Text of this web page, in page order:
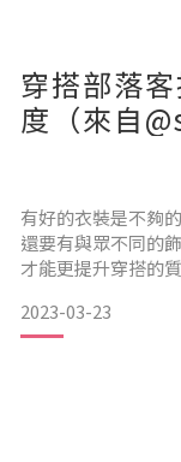
▫️雙鍊吊牌手鍊-金
雙手是平常最常使
穿搭部落
度（來自
有好的衣裝是不夠的
還要有與眾不同的
才能更提升穿搭的
好飾品💍能點綴穿搭
甚至提高自身的質感
2023-03-23